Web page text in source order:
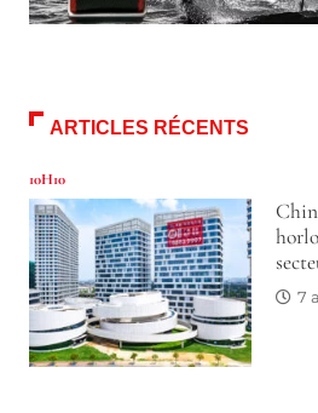
ARTICLES RÉCENTS
10H10
7